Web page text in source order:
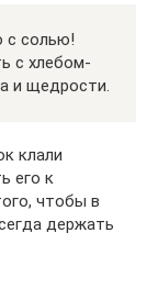
с солью!
с хлебом-
и щедрости.
клали
его к
чтобы в
держать